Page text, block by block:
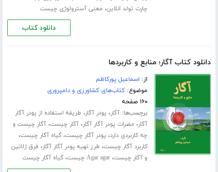
چارت تولد انلاین، معنی آسترولوژی چیست
دانلود کتاب
دانلود کتاب آگار؛ منابع و کاربردها
از: اسماعیل پورکاظم
موضوع:کتاب‌های کشاورزی و دامپروری
۱۶۰ صفحه
برچسب‌ها:آگار، پودر آگار، طریقه استفاده از پودر آگار
آگار، مضرات پودر آگار آگار،آگار چیست،آگار چیست و
چه کاربردی دارد، پودر آگار چیست،گیاه آگار چیست،
کاربرد آگار چیست، طرز تهیه پودر آگار آگار، فرق ژلاتین
و آگار چیست،Agar agar چیست ،گیاه آگار چیست